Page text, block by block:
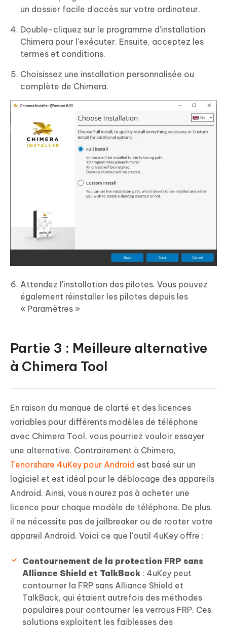
un dossier facile d'accès sur votre ordinateur.
Double-cliquez sur le programme d'installation
Chimera pour l'exécuter. Ensuite, acceptez les
termes et conditions.
Choisissez une installation personnalisée ou
complète de Chimera.
Attendez l'installation des pilotes. Vous pouvez
également réinstaller les pilotes depuis les
« Paramètres »
Partie 3 : Meilleure alternative
à Chimera Tool
En raison du manque de clarté et des licences
variables pour différents modèles de téléphone
avec Chimera Tool, vous pourriez vouloir essayer
une alternative. Contrairement à Chimera,
Tenorshare 4uKey pour Android est basé sur un
logiciel et est idéal pour le déblocage des appareils
Android. Ainsi, vous n'aurez pas à acheter une
licence pour chaque modèle de téléphone. De plus,
il ne nécessite pas de jailbreaker ou de rooter votre
appareil Android. Voici ce que l'outil 4uKey offre :
Contournement de la protection FRP sans
Alliance Shield et TalkBack : 4uKey peut
contourner la FRP sans Alliance Shield et
TalkBack, qui étaient autrefois des méthodes
populaires pour contourner les verrous FRP. Ces
solutions exploitent les faiblesses des